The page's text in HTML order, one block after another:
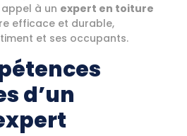
à un expert en toiture
efficace et durable,
et ses occupants.
d’un